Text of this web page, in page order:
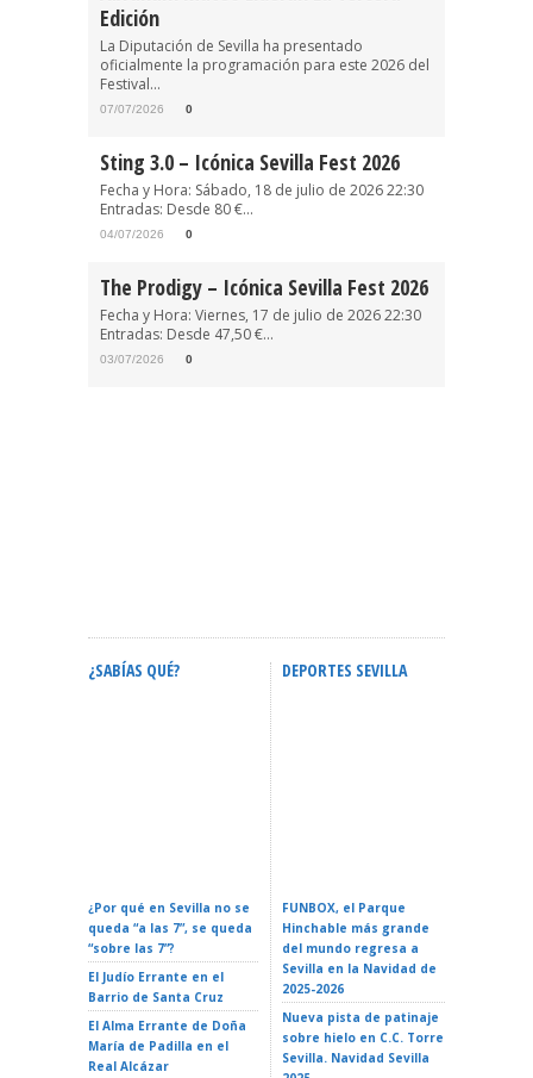
Edición
La Diputación de Sevilla ha presentado
oficialmente la programación para este 2026 del
Festival...
07/07/2026 0
Sting 3.0 – Icónica Sevilla Fest 2026
Fecha y Hora: Sábado, 18 de julio de 2026 22:30
Entradas: Desde 80 €...
04/07/2026 0
The Prodigy – Icónica Sevilla Fest 2026
Fecha y Hora: Viernes, 17 de julio de 2026 22:30
Entradas: Desde 47,50 €...
03/07/2026 0
¿SABÍAS QUÉ?
¿Por qué en Sevilla no se
queda “a las 7”, se queda
“sobre las 7”?
El Judío Errante en el
Barrio de Santa Cruz
El Alma Errante de Doña
María de Padilla en el
Real Alcázar
DEPORTES SEVILLA
FUNBOX, el Parque
Hinchable más grande
del mundo regresa a
Sevilla en la Navidad de
2025-2026
Nueva pista de patinaje
sobre hielo en C.C. Torre
Sevilla. Navidad Sevilla